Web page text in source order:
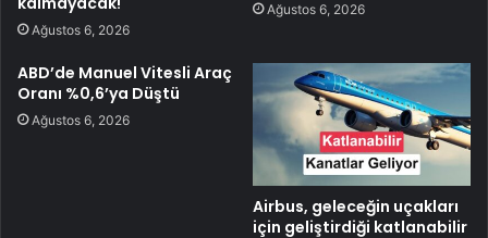
Ağustos 6, 2026
Ağustos 6, 2026
ABD’de Manuel Vitesli Araç
Oranı %0,6’ya Düştü
Ağustos 6, 2026
Airbus, geleceğin uçakları
için geliştirdiği katlanabilir